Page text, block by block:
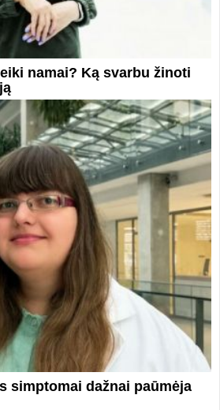
namai? Ką svarbu žinoti
simptomai dažnai paūmėja